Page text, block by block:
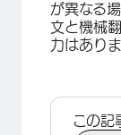
が異なる
文と機械
力はありま
この記